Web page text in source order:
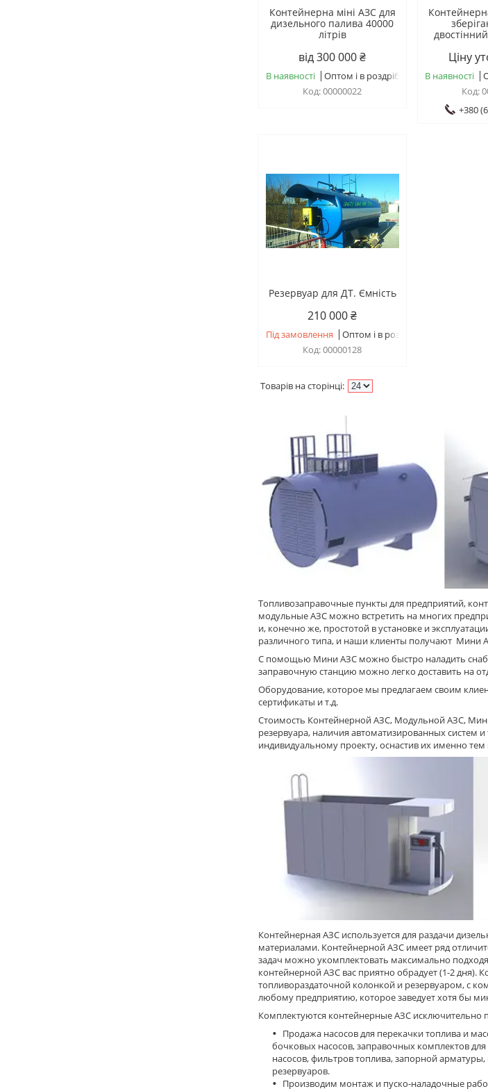
Контейнерна міні АЗС для
дизельного палива 40000
літрів
від 300 000 ₴
В наявності
Оптом і в роздріб
00000022
Ціну
В наявності
+380
Резервуар для ДТ. Ємність
210 000 ₴
Під замовлення
Оптом і в роздріб
00000128
Топливозаправочные пункты для предприятий,
модульные АЗС можно встретить на многих
и, конечно же, простотой в установке и
различного типа, и наши клиенты получают Мини
С помощью Мини АЗС можно быстро наладить
заправочную станцию можно легко доставить на
Оборудование, которое мы предлагаем своим
сертификаты и т.д.
Стоимость Контейнерной АЗС, Модульной АЗС,
резервуара, наличия автоматизированных систем
индивидуальному проекту, оснастив их именно
Контейнерная АЗС используется для раздачи
материалами. Контейнерной АЗС имеет ряд
задач можно укомплектовать максимально
контейнерной АЗС вас приятно обрадует (1-2
топливораздаточной колонкой и резервуаром, с
любому предприятию, которое заведует хотя бы
Комплектуются контейнерные АЗС исключительно
Продажа насосов для перекачки топлива и
бочковых насосов, заправочных комплектов
насосов, фильтров топлива, запорной
резервуаров.
Производим монтаж и пуско-наладочные